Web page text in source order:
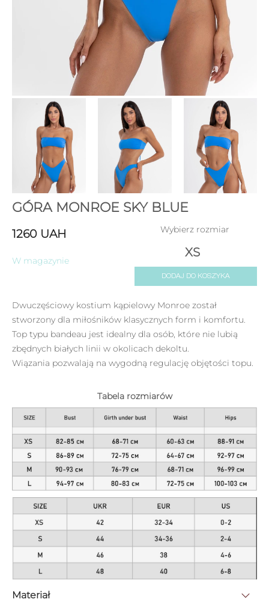
GÓRA MONROE SKY BLUE
1260 UAH
W magazynie
Wybierz rozmiar
XS
DODAJ DO KOSZYKA
Dwuczęściowy kostium kąpielowy Monroe został
stworzony dla miłośników klasycznych form i komfortu.
Top typu bandeau jest idealny dla osób, które nie lubią
zbędnych białych linii w okolicach dekoltu.
Wiązania pozwalają na wygodną regulację objętości topu.
Tabela rozmiarów
Materiał